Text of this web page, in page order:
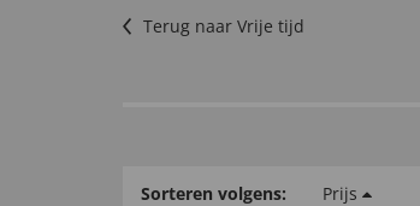
Terug naar Vrije tijd
Sorteren volgens: Prijs